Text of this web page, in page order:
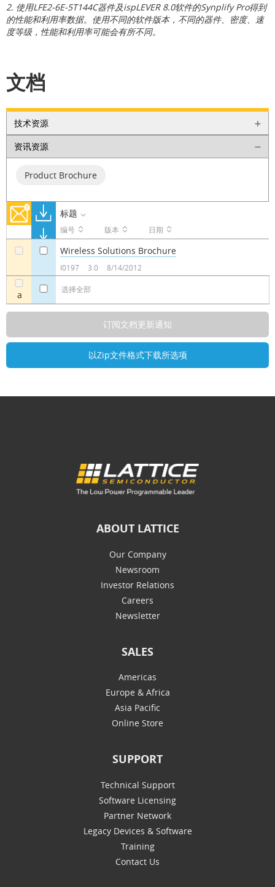
2. 使用LFE2-6E-5T144C器件及ispLEVER 8.0软件的Synplify Pro得到
的性能和利用率数据。使用不同的软件版本，不同的器件、密度、速
度等级，性能和利用率可能会有所不同。
文档
技术资源
资讯资源
Product Brochure
标题
编号 版本 日期
a 选择全部
Wireless Solutions Brochure
I0197 3.0 8/14/2012
ABOUT LATTICE
Our Company
Newsroom
Investor Relations
Careers
Newsletter
SALES
Americas
Europe & Africa
Asia Pacific
Online Store
SUPPORT
Technical Support
Software Licensing
Partner Network
Legacy Devices & Software
Training
Contact Us